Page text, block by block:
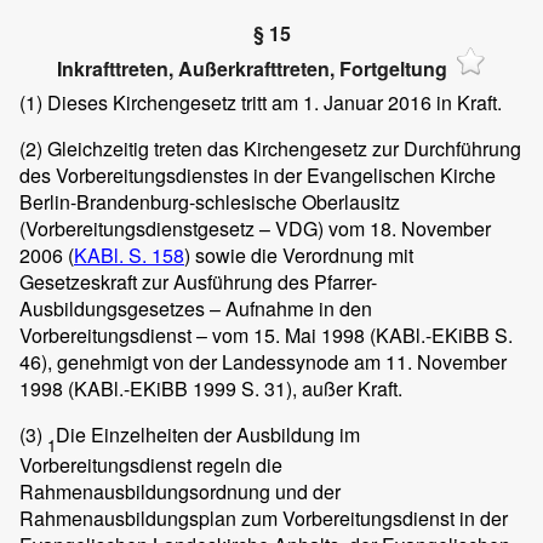
§ 15
Inkrafttreten, Außerkrafttreten, Fortgeltung
(1) Dieses Kirchengesetz tritt am 1. Januar 2016 in Kraft.
(2) Gleichzeitig treten das Kirchengesetz zur Durchführung
des Vorbereitungsdienstes in der Evangelischen Kirche
Berlin-Brandenburg-schlesische Oberlausitz
(Vorbereitungsdienstgesetz – VDG) vom 18. November
2006 (KABl. S. 158) sowie die Verordnung mit
Gesetzeskraft zur Ausführung des Pfarrer-
Ausbildungsgesetzes – Aufnahme in den
Vorbereitungsdienst – vom 15. Mai 1998 (KABl.-EKiBB S.
46), genehmigt von der Landessynode am 11. November
1998 (KABl.-EKiBB 1999 S. 31), außer Kraft.
(3) 1Die Einzelheiten der Ausbildung im
Vorbereitungsdienst regeln die
Rahmenausbildungsordnung und der
Rahmenausbildungsplan zum Vorbereitungsdienst in der